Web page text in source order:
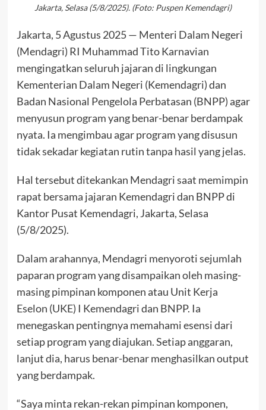
Jakarta, Selasa (5/8/2025). (Foto: Puspen Kemendagri)
Jakarta, 5 Agustus 2025 — Menteri Dalam Negeri
(Mendagri) RI Muhammad Tito Karnavian
mengingatkan seluruh jajaran di lingkungan
Kementerian Dalam Negeri (Kemendagri) dan
Badan Nasional Pengelola Perbatasan (BNPP) agar
menyusun program yang benar-benar berdampak
nyata. Ia mengimbau agar program yang disusun
tidak sekadar kegiatan rutin tanpa hasil yang jelas.
Hal tersebut ditekankan Mendagri saat memimpin
rapat bersama jajaran Kemendagri dan BNPP di
Kantor Pusat Kemendagri, Jakarta, Selasa
(5/8/2025).
Dalam arahannya, Mendagri menyoroti sejumlah
paparan program yang disampaikan oleh masing-
masing pimpinan komponen atau Unit Kerja
Eselon (UKE) I Kemendagri dan BNPP. Ia
menegaskan pentingnya memahami esensi dari
setiap program yang diajukan. Setiap anggaran,
lanjut dia, harus benar-benar menghasilkan output
yang berdampak.
“Saya minta rekan-rekan pimpinan komponen,